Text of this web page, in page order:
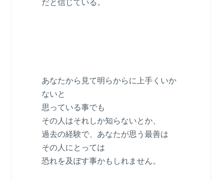
だと信じている。
あなたから見て明らからに上手くいか
ないと
思っている事でも
その人はそれしか知らないとか、
過去の経験で、あなたが思う最善は
その人にとっては
恐れを及ぼす事かもしれません。